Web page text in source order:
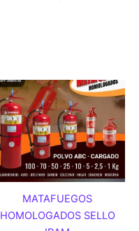
MATAFUEGOS
HOMOLOGADOS SELLO